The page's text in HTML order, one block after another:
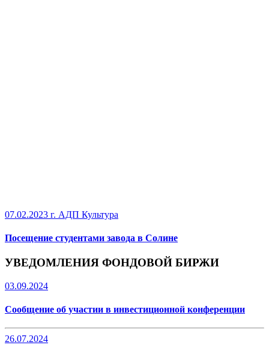
07.02.2023 г. АДП Культура
Посещение студентами завода в Солине
УВЕДОМЛЕНИЯ ФОНДОВОЙ БИРЖИ
03.09.2024
Сообщение об участии в инвестиционной конференции
26.07.2024